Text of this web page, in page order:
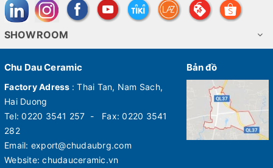
SHOWROOM
Chu Dau Ceramic
Factory Adress : Thai Tan, Nam Sach,
Hai Duong
Tel: 0220 3541 257 - Fax: 0220 3541
282
Email: export@chudaubrg.com
Website: chudauceramic.vn
Bản đồ